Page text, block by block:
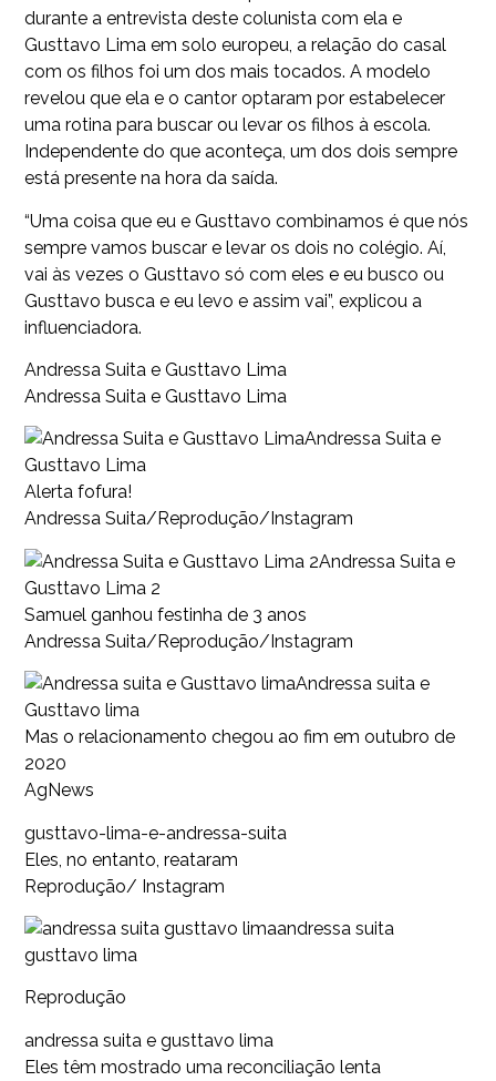
durante a entrevista deste colunista com ela e
Gusttavo Lima em solo europeu, a relação do casal
com os filhos foi um dos mais tocados. A modelo
revelou que ela e o cantor optaram por estabelecer
uma rotina para buscar ou levar os filhos à escola.
Independente do que aconteça, um dos dois sempre
está presente na hora da saída.
“Uma coisa que eu e Gusttavo combinamos é que nós
sempre vamos buscar e levar os dois no colégio. Aí,
vai às vezes o Gusttavo só com eles e eu busco ou
Gusttavo busca e eu levo e assim vai”, explicou a
influenciadora.
Andressa Suita e Gusttavo Lima
Andressa Suita e Gusttavo Lima
Andressa Suita e
Gusttavo Lima
Alerta fofura!
Andressa Suita/Reprodução/Instagram
Andressa Suita e
Gusttavo Lima 2
Samuel ganhou festinha de 3 anos
Andressa Suita/Reprodução/Instagram
Andressa suita e
Gusttavo lima
Mas o relacionamento chegou ao fim em outubro de
2020
AgNews
gusttavo-lima-e-andressa-suita
Eles, no entanto, reataram
Reprodução/ Instagram
andressa suita
gusttavo lima
Reprodução
andressa suita e gusttavo lima
Eles têm mostrado uma reconciliação lenta